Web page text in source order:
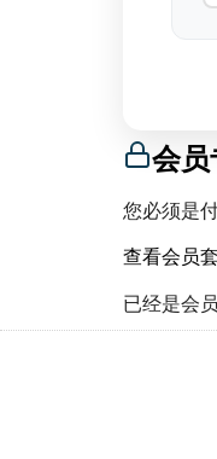
会员
您必须是
查看会员
已经是会